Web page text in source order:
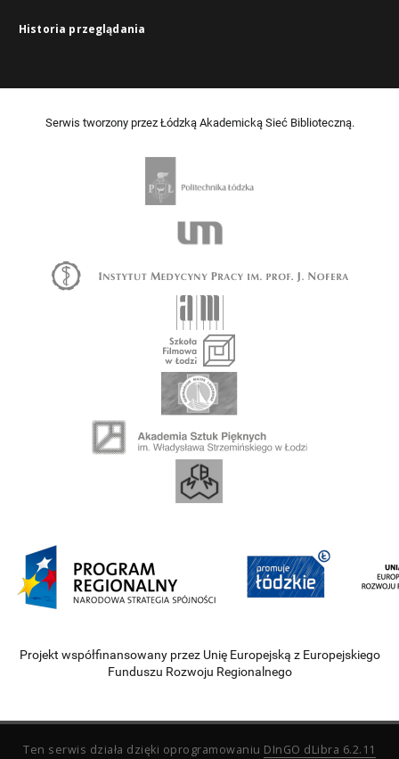
Historia przeglądania
Serwis tworzony przez Łódzką Akademicką Sieć Biblioteczną.
Projekt współfinansowany przez Unię Europejską z Europejskiego
Funduszu Rozwoju Regionalnego
Ten serwis działa dzięki oprogramowaniu DInGO dLibra 6.2.11